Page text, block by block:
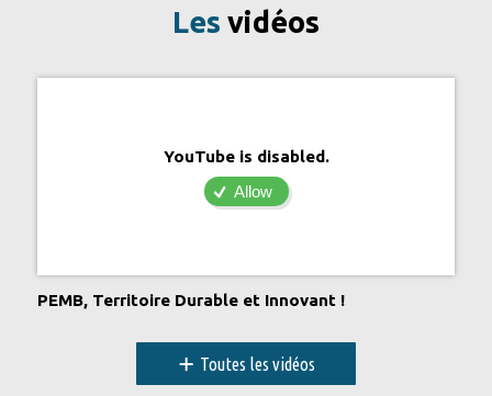
Les vidéos
YouTube is disabled.
Allow
PEMB, Territoire Durable et Innovant !
+ Toutes les vidéos